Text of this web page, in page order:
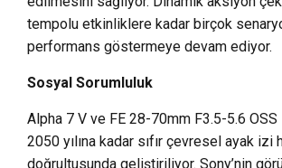
tempolu etkinliklere kadar birçok
performans göstermeye devam ediyor.
Sosyal Sorumluluk
Alpha 7 V ve FE 28-70mm F3.5-5.6 OSS
2050 yılına kadar sıfır çevresel ayak izi
doğrultusunda geliştiriliyor. Sony’nin